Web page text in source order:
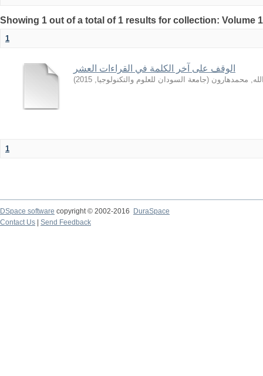
Showing 1 out of a total of 1 results for collection: Volume
1
الوقف على آخر الكلمة في القراءات العشر
محمدهارون (جامعة السودان للعلوم والتكنولوجيا,
2015
)
1
DSpace software copyright © 2002-2016
DuraSpace
Contact Us
Send Feedback